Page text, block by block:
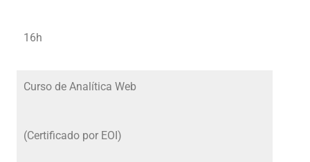
16h
Curso de Analítica Web
(Certificado por EOI)